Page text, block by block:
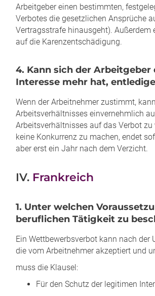
Arbeitgeber einen bestimmten,
Verbotes die gesetzlichen Ansprüche
Vertragsstrafe hinausgeht).
auf die Karenzentschädigung.
4. Kann sich der
Interesse mehr hat,
Wenn der Arbeitnehmer zustimmt,
Arbeitsverhältnisses einvernehmlich
Arbeitsverhältnisses auf das Verbot
keine Konkurrenz zu machen, endet
aber erst ein Jahr nach dem Verzicht.
IV. Frankreich
1. Unter welchen
beruflichen Tätigkeit zu
Ein Wettbewerbsverbot kann nach
die vom Arbeitnehmer akzeptiert
muss die Klausel:
Für den Schutz der legitimen